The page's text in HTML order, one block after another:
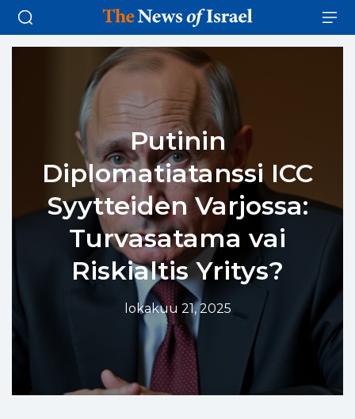
Putinin
Diplomatiatanssi ICC
Syytteiden Varjossa:
Turvasatama vai
Riskialtis Yritys?
lokakuu 21, 2025